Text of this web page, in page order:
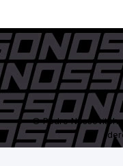
© Pedro Nossovitch